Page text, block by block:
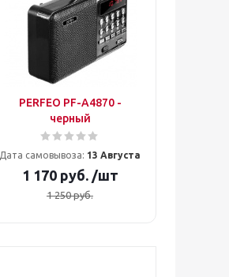
PERFEO PF-A4870 -
черный
Дата самовывоза: 13 Августа
1 170руб. /шт
1 250руб.